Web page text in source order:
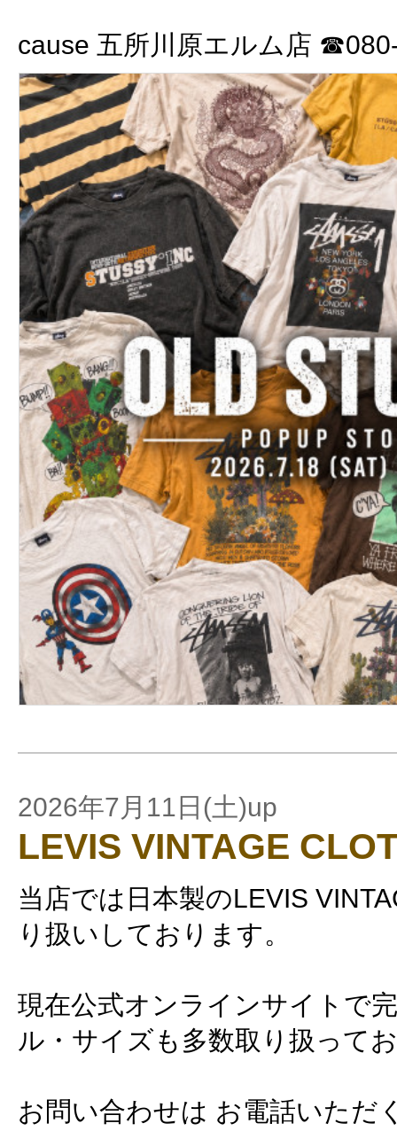
cause 五所川原エルム店
2026年7月11日(土)up
LEVIS VINTAGE
当店では日本製のLEVIS
り扱いしております。
現在公式オンラインサイトで
ル・サイズも多数取り扱って
お問い合わせは お電話いただ